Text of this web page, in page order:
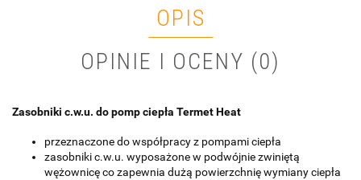
OPIS
OPINIE I OCENY (0)
Zasobniki c.w.u. do pomp ciepła Termet Heat
przeznaczone do współpracy z pompami ciepła
zasobniki c.w.u. wyposażone w podwójnie zwiniętą
wężownicę co zapewnia dużą powierzchnię wymiany ciepła